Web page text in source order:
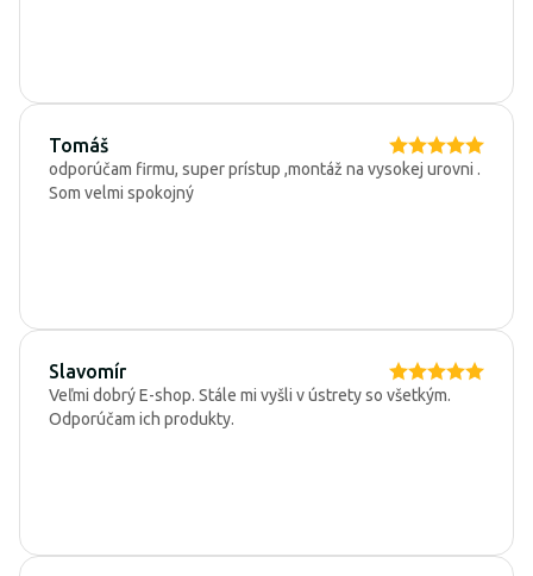
Tomáš
odporúčam firmu, super prístup ,montáž na vysokej urovni .
Som velmi spokojný
Slavomír
Veľmi dobrý E-shop. Stále mi vyšli v ústrety so všetkým.
Odporúčam ich produkty.